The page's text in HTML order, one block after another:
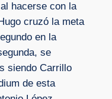
hacerse con la
cruzó la meta
en la
se
siendo Carrillo
de esta